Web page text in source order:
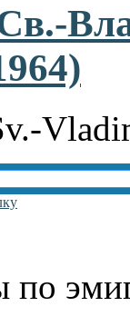
по